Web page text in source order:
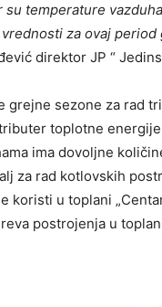
su temperature
za ovaj period
direktor JP “
grejne sezone za rad
toplotne
ima dovoljne
za rad kotlovskih
koristi u toplani
postrojenja u toplani